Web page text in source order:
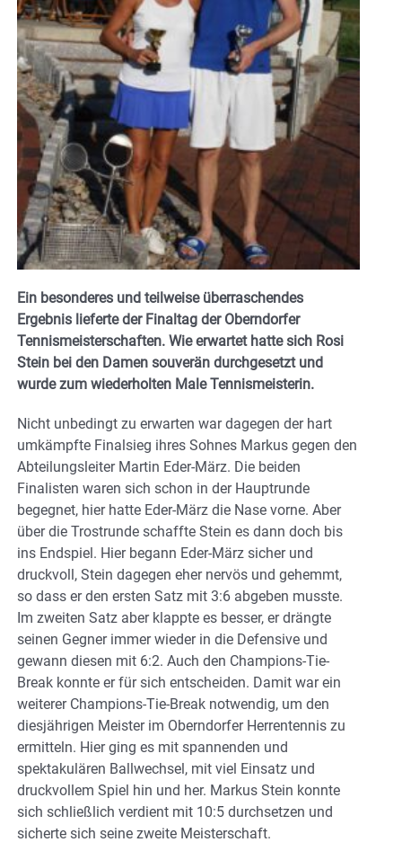
Ein besonderes und teilweise überraschendes
Ergebnis lieferte der Finaltag der Oberndorfer
Tennismeisterschaften. Wie erwartet hatte sich Rosi
Stein bei den Damen souverän durchgesetzt und
wurde zum wiederholten Male Tennismeisterin.
Nicht unbedingt zu erwarten war dagegen der hart
umkämpfte Finalsieg ihres Sohnes Markus gegen den
Abteilungsleiter Martin Eder-März. Die beiden
Finalisten waren sich schon in der Hauptrunde
begegnet, hier hatte Eder-März die Nase vorne. Aber
über die Trostrunde schaffte Stein es dann doch bis
ins Endspiel. Hier begann Eder-März sicher und
druckvoll, Stein dagegen eher nervös und gehemmt,
so dass er den ersten Satz mit 3:6 abgeben musste.
Im zweiten Satz aber klappte es besser, er drängte
seinen Gegner immer wieder in die Defensive und
gewann diesen mit 6:2. Auch den Champions-Tie-
Break konnte er für sich entscheiden. Damit war ein
weiterer Champions-Tie-Break notwendig, um den
diesjährigen Meister im Oberndorfer Herrentennis zu
ermitteln. Hier ging es mit spannenden und
spektakulären Ballwechsel, mit viel Einsatz und
druckvollem Spiel hin und her. Markus Stein konnte
sich schließlich verdient mit 10:5 durchsetzen und
sicherte sich seine zweite Meisterschaft.